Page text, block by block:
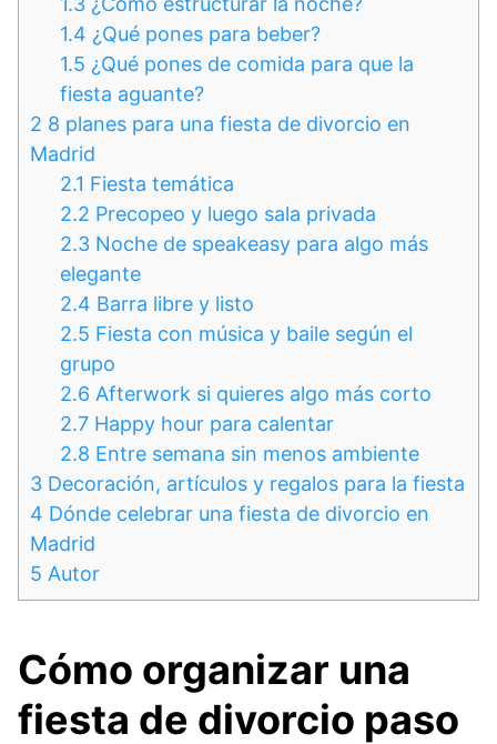
1.4 ¿Qué pones para beber?
1.5 ¿Qué pones de comida para que la
fiesta aguante?
2 8 planes para una fiesta de divorcio en
Madrid
2.1 Fiesta temática
2.2 Precopeo y luego sala privada
2.3 Noche de speakeasy para algo más
elegante
2.4 Barra libre y listo
2.5 Fiesta con música y baile según el
grupo
2.6 Afterwork si quieres algo más corto
2.7 Happy hour para calentar
2.8 Entre semana sin menos ambiente
3 Decoración, artículos y regalos para la fiesta
4 Dónde celebrar una fiesta de divorcio en
Madrid
5 Autor
Cómo organizar una
fiesta de divorcio paso